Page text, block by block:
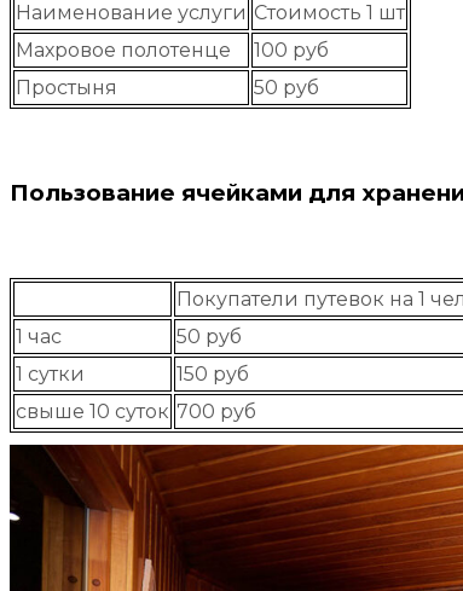
Наименование услуги Стоимость 1 шт
Махровое полотенце
100 руб
Простыня
50 руб
Пользование ячейками для
Покупатели путевок на 1 чел
1 час
50 руб
1 сутки
150 руб
свыше 10 суток 700 руб